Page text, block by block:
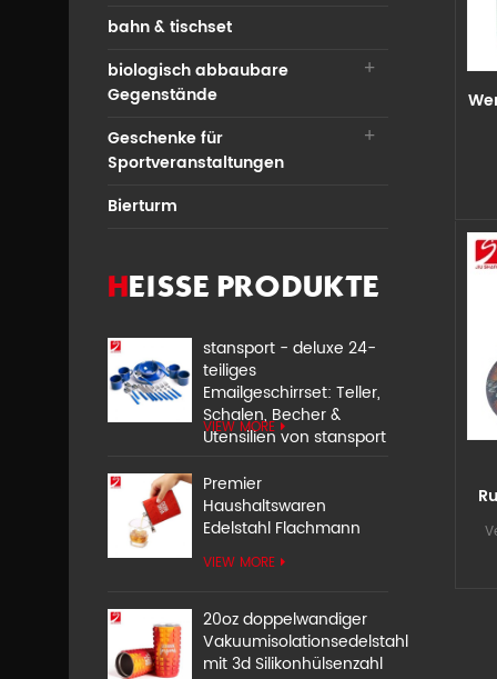
bahn & tischset
biologisch abbaubare
Gegenstände
Geschenke für
Sportveranstaltungen
Bierturm
HEISSE PRODUKTE
stansport - deluxe 24-
teiliges
Emailgeschirrset: Teller,
Schalen, Becher &
Utensilien von stansport
VIEW MORE
Premier
Haushaltswaren
Edelstahl Flachmann
VIEW MORE
20oz doppelwandiger
Vakuumisolationsedelstahl
mit 3d Silikonhülsenzahl